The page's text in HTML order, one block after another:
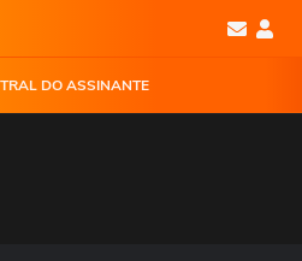
DO ASSINANTE